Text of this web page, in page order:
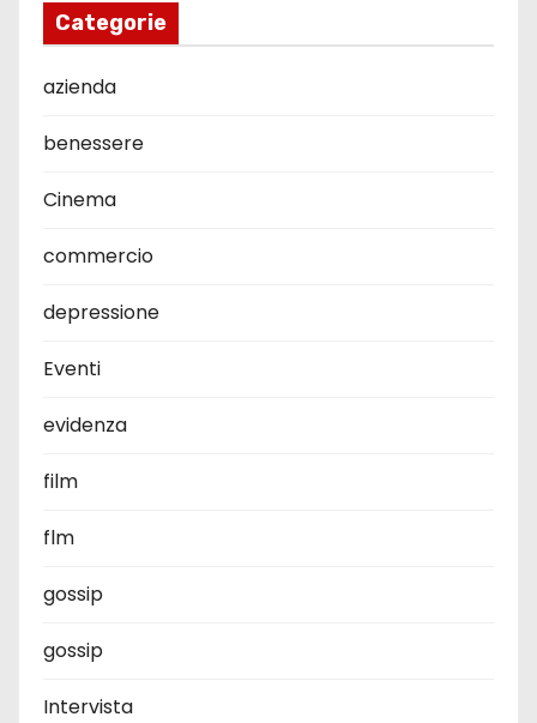
Categorie
azienda
benessere
Cinema
commercio
depressione
Eventi
evidenza
film
flm
gossip
gossip
Intervista